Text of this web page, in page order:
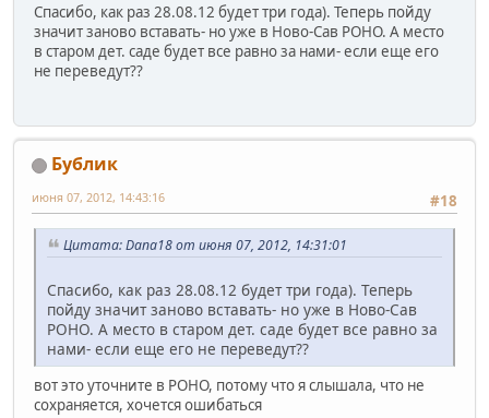
Спасибо, как раз 28.08.12 будет три года). Теперь пойду
значит заново вставать- но уже в Ново-Сав РОНО. А место
в старом дет. саде будет все равно за нами- если еще его
не переведут??
Бублик
#18
июня 07, 2012, 14:43:16
Цитата: Dana18 от июня 07, 2012, 14:31:01
Спасибо, как раз 28.08.12 будет три года). Теперь
пойду значит заново вставать- но уже в Ново-Сав
РОНО. А место в старом дет. саде будет все равно за
нами- если еще его не переведут??
вот это уточните в РОНО, потому что я слышала, что не
сохраняется, хочется ошибаться